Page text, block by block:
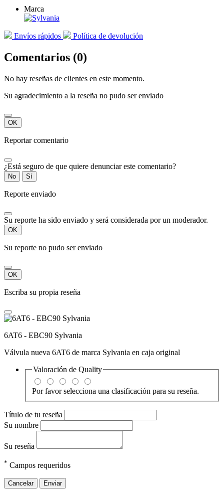
Marca
Envíos rápidos Política de devolución
Comentarios (0)
No hay reseñas de clientes en este momento.
Su agradecimiento a la reseña no pudo ser enviado
OK
Reportar comentario
¿Está seguro de que quiere denunciar este comentario?
No Sí
Reporte enviado
Su reporte ha sido enviado y será considerada por un moderador.
OK
Su reporte no pudo ser enviado
OK
Escriba su propia reseña
6AT6 - EBC90 Sylvania
Válvula nueva 6AT6 de marca Sylvania en caja original
Valoración de Quality
Por favor selecciona una clasificación para su reseña.
Título de tu reseña
Su nombre
Su reseña
* Campos requeridos
Cancelar Enviar